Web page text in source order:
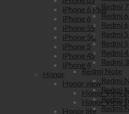
Redmi 7
Redmi
Redmi 6
Redmi
Redmi 5
Redmi
Redmi
Redmi Note
Redmi
Redmi
Redmi
Redmi
iPhone 6 Plus
iPhone 6
iPhone 5S
iPhone 5C
iPhone 5
iPhone 4S
iPhone 4
Honor
Honor view
Honor View
Honor View
Honor lite